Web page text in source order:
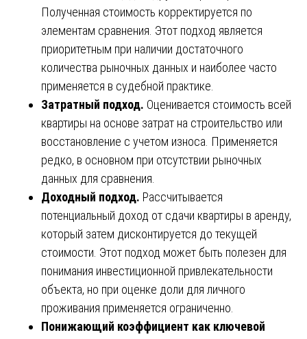
Полученная стоимость корректируется по
элементам сравнения. Этот подход является
приоритетным при наличии достаточного
количества рыночных данных и наиболее часто
применяется в судебной практике.
Затратный подход. Оценивается стоимость всей
квартиры на основе затрат на строительство или
восстановление с учетом износа. Применяется
редко, в основном при отсутствии рыночных
данных для сравнения.
Доходный подход. Рассчитывается
потенциальный доход от сдачи квартиры в аренду,
который затем дисконтируется до текущей
стоимости. Этот подход может быть полезен для
понимания инвестиционной привлекательности
объекта, но при оценке доли для личного
проживания применяется ограниченно.
Понижающий коэффициент как ключевой